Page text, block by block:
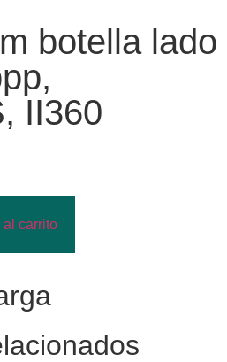
botella lado
II360
al carrito